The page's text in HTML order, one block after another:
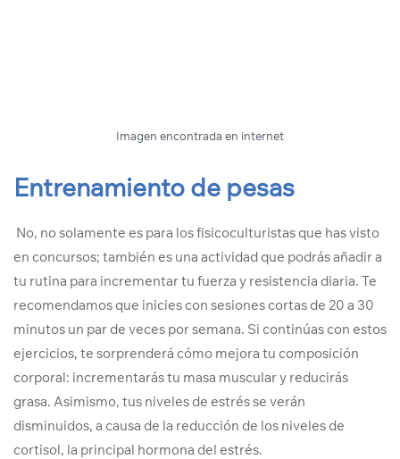
Imagen encontrada en internet
Entrenamiento de pesas
No, no solamente es para los fisicoculturistas que has visto
en concursos; también es una actividad que podrás añadir a
tu rutina para incrementar tu fuerza y resistencia diaria. Te
recomendamos que inicies con sesiones cortas de 20 a 30
minutos un par de veces por semana. Si continúas con estos
ejercicios, te sorprenderá cómo mejora tu composición
corporal: incrementarás tu masa muscular y reducirás
grasa. Asimismo, tus niveles de estrés se verán
disminuidos, a causa de la reducción de los niveles de
cortisol, la principal hormona del estrés.